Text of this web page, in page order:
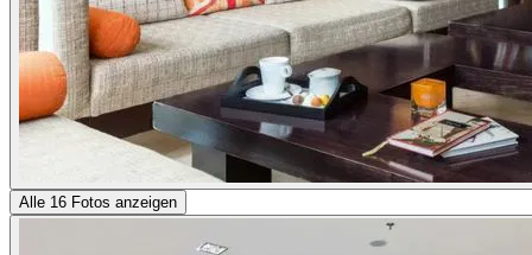
Alle 16 Fotos anzeigen